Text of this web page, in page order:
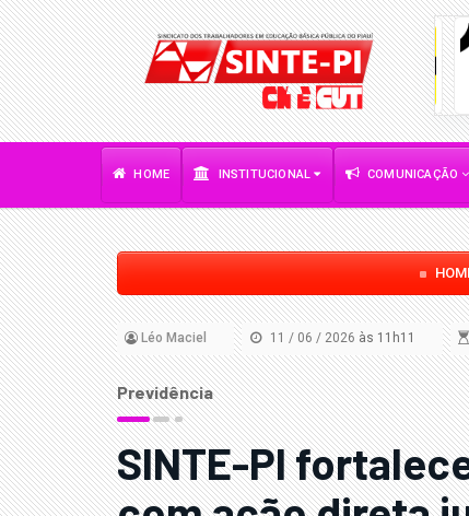
HOME INSTITUCIONAL COMUNICAÇÃO
Léo Maciel 11 / 06 / 2026 às 11h11
Previdência
SINTE-PI